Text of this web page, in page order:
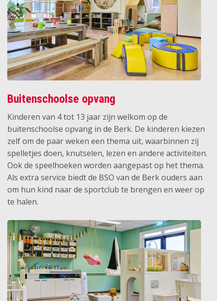
Buitenschoolse opvang
Kinderen van 4 tot 13 jaar zijn welkom op de
buitenschoolse opvang in de Berk. De kinderen kiezen
zelf om de paar weken een thema uit, waarbinnen zij
spelletjes doen, knutselen, lezen en andere activiteiten.
Ook de speelhoeken worden aangepast op het thema.
Als extra service biedt de BSO van de Berk ouders aan
om hun kind naar de sportclub te brengen en weer op
te halen.